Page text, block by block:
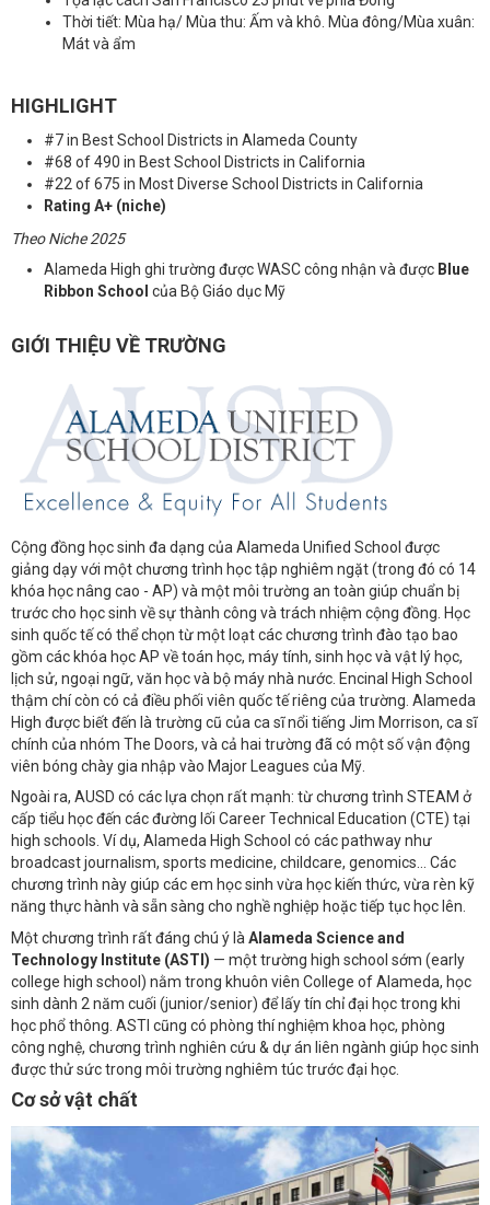
Thời tiết: Mùa hạ/ Mùa thu: Ấm và khô. Mùa đông/Mùa xuân:
Mát và ẩm
HIGHLIGHT
#7 in Best School Districts in Alameda County
#68 of 490 in Best School Districts in California
#22 of 675 in Most Diverse School Districts in California
Rating A+ (niche)
Theo Niche 2025
Alameda High ghi trường được WASC công nhận và được Blue
Ribbon School của Bộ Giáo dục Mỹ
GIỚI THIỆU VỀ TRƯỜNG
Cộng đồng học sinh đa dạng của Alameda Unified School được
giảng dạy với một chương trình học tập nghiêm ngặt (trong đó có 14
khóa học nâng cao - AP) và một môi trường an toàn giúp chuẩn bị
trước cho học sinh về sự thành công và trách nhiệm cộng đồng. Học
sinh quốc tế có thể chọn từ một loạt các chương trình đào tạo bao
gồm các khóa học AP về toán học, máy tính, sinh học và vật lý học,
lịch sử, ngoại ngữ, văn học và bộ máy nhà nước. Encinal High School
thậm chí còn có cả điều phối viên quốc tế riêng của trường. Alameda
High được biết đến là trường cũ của ca sĩ nổi tiếng Jim Morrison, ca sĩ
chính của nhóm The Doors, và cả hai trường đã có một số vận động
viên bóng chày gia nhập vào Major Leagues của Mỹ.
Ngoài ra, AUSD có các lựa chọn rất mạnh: từ chương trình STEAM ở
cấp tiểu học đến các đường lối Career Technical Education (CTE) tại
high schools. Ví dụ, Alameda High School có các pathway như
broadcast journalism, sports medicine, childcare, genomics... Các
chương trình này giúp các em học sinh vừa học kiến thức, vừa rèn kỹ
năng thực hành và sẵn sàng cho nghề nghiệp hoặc tiếp tục học lên.
Một chương trình rất đáng chú ý là Alameda Science and
Technology Institute (ASTI) — một trường high school sớm (early
college high school) nằm trong khuôn viên College of Alameda, học
sinh dành 2 năm cuối (junior/senior) để lấy tín chỉ đại học trong khi
học phổ thông. ASTI cũng có phòng thí nghiệm khoa học, phòng
công nghệ, chương trình nghiên cứu & dự án liên ngành giúp học sinh
được thử sức trong môi trường nghiêm túc trước đại học.
Cơ sở vật chất